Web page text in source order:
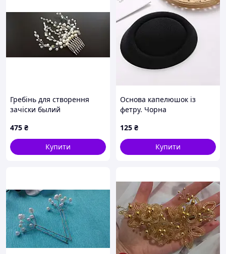
Гребінь для створення
зачіски былий
475 ₴
Купити
Основа капелюшок із
фетру. Чорна
125 ₴
Купити